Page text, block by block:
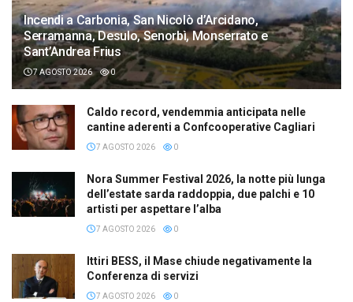
Incendi a Carbonia, San Nicolò d’Arcidano,
Serramanna, Desulo, Senorbì, Monserrato e
Sant’Andrea Frius
7 AGOSTO 2026 0
Caldo record, vendemmia anticipata nelle
cantine aderenti a Confcooperative Cagliari
7 AGOSTO 2026 0
Nora Summer Festival 2026, la notte più lunga
dell’estate sarda raddoppia, due palchi e 10
artisti per aspettare l’alba
7 AGOSTO 2026 0
Ittiri BESS, il Mase chiude negativamente la
Conferenza di servizi
7 AGOSTO 2026 0